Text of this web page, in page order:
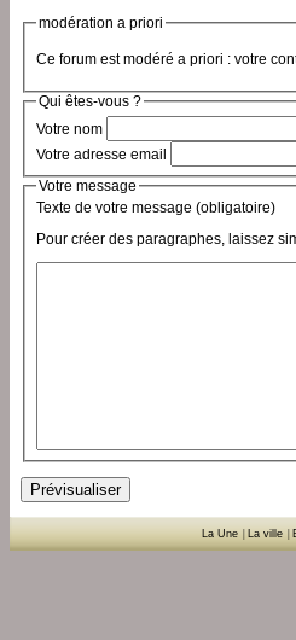
modération a priori
Ce forum est modéré a priori : votre
Qui êtes-vous ?
Votre nom
Votre adresse email
Votre message
Texte de votre message (obligatoire)
Pour créer des paragraphes, laissez
La Une La ville